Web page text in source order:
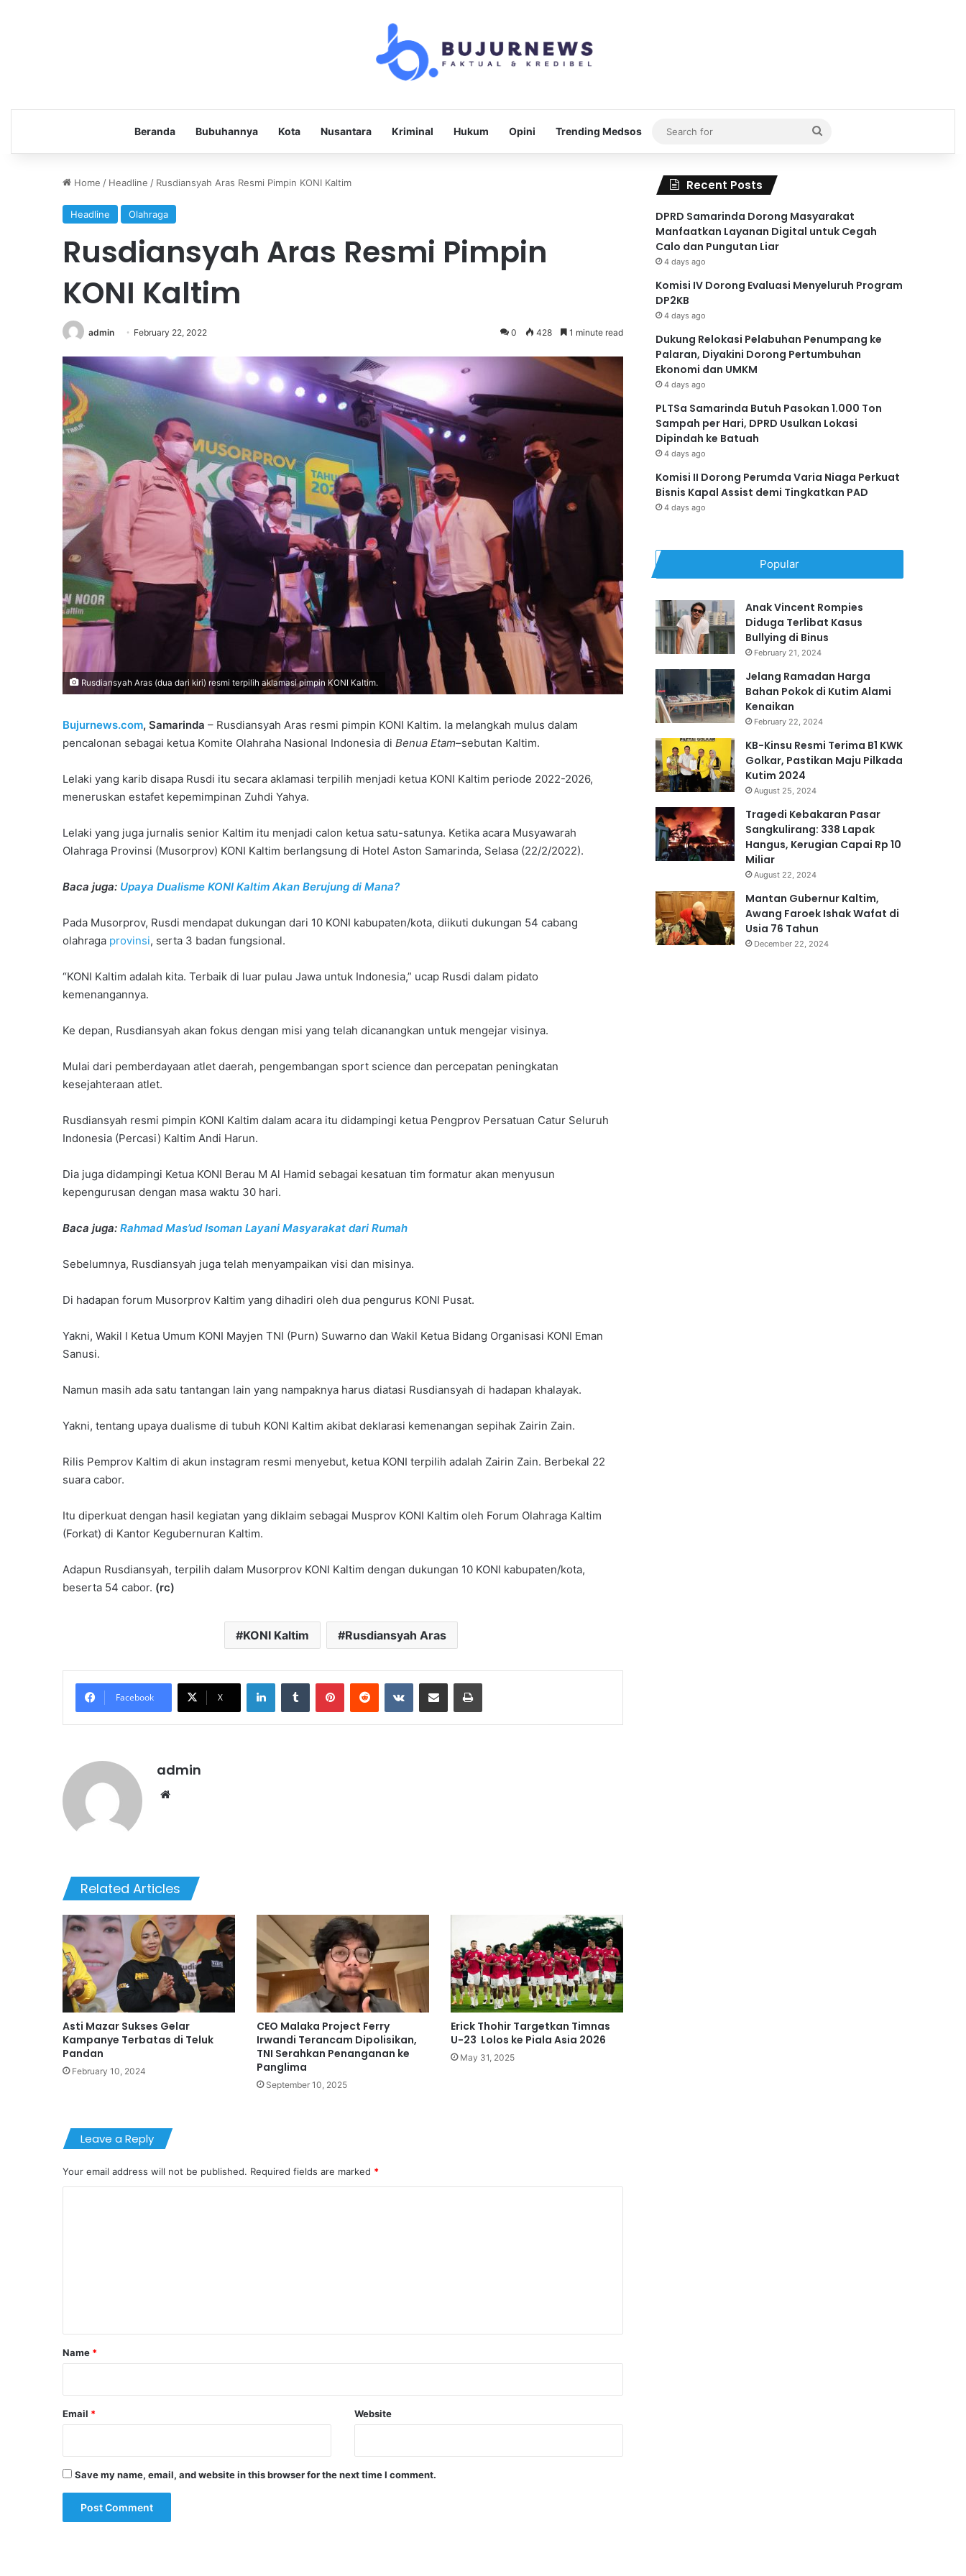
Beranda Bubuhannya Kota Nusantara Kriminal Hukum Opini Trending Medsos
Search
for
Home / Headline / Rusdiansyah Aras Resmi Pimpin KONI Kaltim
Headline Olahraga
Rusdiansyah Aras Resmi Pimpin
KONI Kaltim
admin February 22, 2022 0 428 1 minute read
Rusdiansyah Aras (dua dari kiri) resmi terpilih aklamasi pimpin KONI Kaltim.
Bujurnews.com, Samarinda – Rusdiansyah Aras resmi pimpin KONI Kaltim. Ia melangkah mulus dalam
pencalonan sebagai ketua Komite Olahraha Nasional Indonesia di Benua Etam–sebutan Kaltim.
Lelaki yang karib disapa Rusdi itu secara aklamasi terpilih menjadi ketua KONI Kaltim periode 2022-2026,
meneruskan estafet kepemimpinan Zuhdi Yahya.
Lelaki yang juga jurnalis senior Kaltim itu menjadi calon ketua satu-satunya. Ketika acara Musyawarah
Olahraga Provinsi (Musorprov) KONI Kaltim berlangsung di Hotel Aston Samarinda, Selasa (22/2/2022).
Baca juga: Upaya Dualisme KONI Kaltim Akan Berujung di Mana?
Pada Musorprov, Rusdi mendapat dukungan dari 10 KONI kabupaten/kota, diikuti dukungan 54 cabang
olahraga provinsi, serta 3 badan fungsional.
“KONI Kaltim adalah kita. Terbaik di luar pulau Jawa untuk Indonesia,” ucap Rusdi dalam pidato
kemenangannya.
Ke depan, Rusdiansyah akan fokus dengan misi yang telah dicanangkan untuk mengejar visinya.
Mulai dari pemberdayaan atlet daerah, pengembangan sport science dan percepatan peningkatan
kesejahteraan atlet.
Rusdiansyah resmi pimpin KONI Kaltim dalam acara itu didampingi ketua Pengprov Persatuan Catur Seluruh
Indonesia (Percasi) Kaltim Andi Harun.
Dia juga didampingi Ketua KONI Berau M Al Hamid sebagai kesatuan tim formatur akan menyusun
kepengurusan dengan masa waktu 30 hari.
Baca juga: Rahmad Mas’ud Isoman Layani Masyarakat dari Rumah
Sebelumnya, Rusdiansyah juga telah menyampaikan visi dan misinya.
Di hadapan forum Musorprov Kaltim yang dihadiri oleh dua pengurus KONI Pusat.
Yakni, Wakil I Ketua Umum KONI Mayjen TNI (Purn) Suwarno dan Wakil Ketua Bidang Organisasi KONI Eman
Sanusi.
Namun masih ada satu tantangan lain yang nampaknya harus diatasi Rusdiansyah di hadapan khalayak.
Yakni, tentang upaya dualisme di tubuh KONI Kaltim akibat deklarasi kemenangan sepihak Zairin Zain.
Rilis Pemprov Kaltim di akun instagram resmi menyebut, ketua KONI terpilih adalah Zairin Zain. Berbekal 22
suara cabor.
Itu diperkuat dengan hasil kegiatan yang diklaim sebagai Musprov KONI Kaltim oleh Forum Olahraga Kaltim
(Forkat) di Kantor Kegubernuran Kaltim.
Adapun Rusdiansyah, terpilih dalam Musorprov KONI Kaltim dengan dukungan 10 KONI kabupaten/kota,
beserta 54 cabor. (rc)
KONI Kaltim Rusdiansyah Aras
Facebook X
LinkedInTumblr PinterestReddit VKontakteShare via Email Print
admin
Related Articles
Asti Mazar Sukses Gelar
Kampanye Terbatas di Teluk
Pandan
February 10, 2024
CEO Malaka Project Ferry
Irwandi Terancam Dipolisikan,
TNI Serahkan Penanganan ke
Panglima
September 10, 2025
Erick Thohir Targetkan Timnas
U-23 Lolos ke Piala Asia 2026
May 31, 2025
Leave a Reply
Your email address will not be published. Required fields are marked *
*
Name *
Email * Website
Save my name, email, and website in this browser for the next time I comment.
Recent Posts
DPRD Samarinda Dorong Masyarakat
Manfaatkan Layanan Digital untuk Cegah
Calo dan Pungutan Liar
4 days ago
Komisi IV Dorong Evaluasi Menyeluruh Program
DP2KB
4 days ago
Dukung Relokasi Pelabuhan Penumpang ke
Palaran, Diyakini Dorong Pertumbuhan
Ekonomi dan UMKM
4 days ago
PLTSa Samarinda Butuh Pasokan 1.000 Ton
Sampah per Hari, DPRD Usulkan Lokasi
Dipindah ke Batuah
4 days ago
Komisi II Dorong Perumda Varia Niaga Perkuat
Bisnis Kapal Assist demi Tingkatkan PAD
4 days ago
Popular
Anak Vincent Rompies
Diduga Terlibat Kasus
Bullying di Binus
February 21, 2024
Jelang Ramadan Harga
Bahan Pokok di Kutim Alami
Kenaikan
February 22, 2024
KB-Kinsu Resmi Terima B1 KWK
Golkar, Pastikan Maju Pilkada
Kutim 2024
August 25, 2024
Tragedi Kebakaran Pasar
Sangkulirang: 338 Lapak
Hangus, Kerugian Capai Rp 10
Miliar
August 22, 2024
Mantan Gubernur Kaltim,
Awang Faroek Ishak Wafat di
Usia 76 Tahun
December 22, 2024